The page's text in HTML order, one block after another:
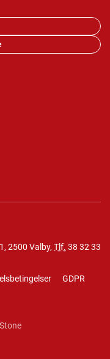
2500 Valby, Tlf. 38 32 33
GDPR